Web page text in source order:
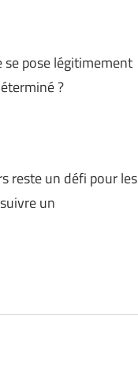
se pose légitimement
?
reste un défi pour les
un